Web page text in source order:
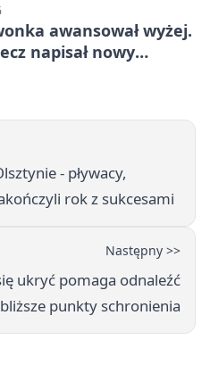
awansował wyżej.
napisał nowy
- pływacy,
rok z sukcesami
Następny >>
ukryć pomaga odnaleźć
punkty schronienia